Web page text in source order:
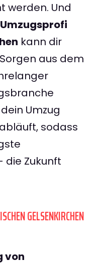
werden. Und
Umzugsprofi
kann dir
aus dem
Umzug
sodass
die Zukunft
GELSENKIRCHEN
von